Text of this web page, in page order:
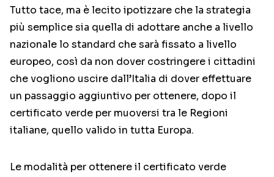
Tutto tace, ma è lecito ipotizzare che la strategia
più semplice sia quella di adottare anche a livello
nazionale lo standard che sarà fissato a livello
europeo, così da non dover costringere i cittadini
che vogliono uscire dall’Italia di dover effettuare
un passaggio aggiuntivo per ottenere, dopo il
certificato verde per muoversi tra le Regioni
italiane, quello valido in tutta Europa.
Le modalità per ottenere il certificato verde